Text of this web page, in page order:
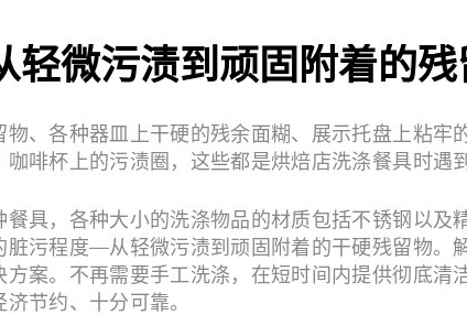
轻微污渍到顽固附着的
物、各种器皿上干硬的残余面糊、展示托盘上粘牢
啡杯上的污渍圈，这些都是烘焙店洗涤餐具时遇
餐具，各种大小的洗涤物品的材质包括不锈钢以及
脏污程度—从轻微污渍到顽固附着的干硬残留物。
方案。不再需要手工洗涤，在短时间内提供彻底清
节约、十分可靠。